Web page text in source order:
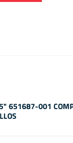
651687-001